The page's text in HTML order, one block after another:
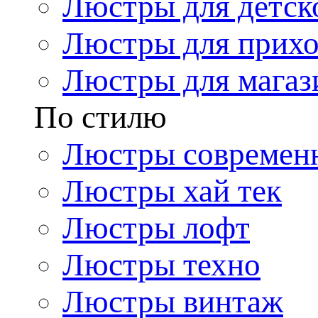
Люстры для
Люстры для
По стилю
Люстры
Люстры хай тек
Люстры лофт
Люстры техно
Люстры винтаж